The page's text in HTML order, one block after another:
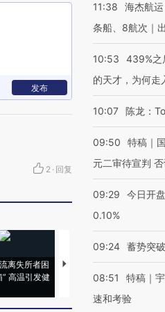
发布
2 · 回复
离失所者困
高温引发健
视线｜HYROX的吸金
术：是什么让中产们甘
11:38
海杰航
条船、8航次｜
10:53
439%之
的天才，为何走
10:07 陈龙：
09:50
特稿｜
元二审待宣判
09:29
今日开
0.10%
09:24 蓄势突
08:51
特稿｜
速和考验